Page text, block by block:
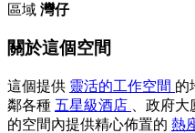
區域 灣仔
關於這個空間
這個提供 靈活的工作空間 的
鄰各種 五星級酒店 、政府大
的空間內提供精心佈置的 熱